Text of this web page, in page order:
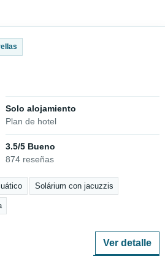
Solo alojamiento
Plan de hotel
3.5/5 Bueno
874 reseñas
Solárium con jacuzzis
Ver detalle